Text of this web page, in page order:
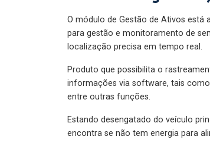
O módulo de Gestão de Ativos
para gestão e monitoramento de
localização precisa em tempo real.
Produto que possibilita o
informações via software, tais
entre outras funções.
Estando desengatado do veículo
encontra se não tem energia para